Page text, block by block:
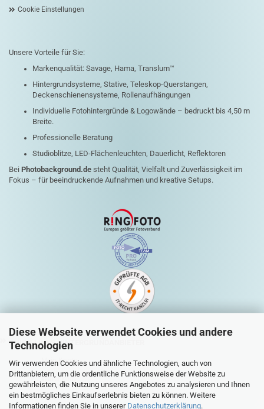
Diese Webseite verwendet Cookies und andere
Technologien
Wir verwenden Cookies und ähnliche Technologien, auch von
Drittanbietern, um die ordentliche Funktionsweise der Website zu
gewährleisten, die Nutzung unseres Angebotes zu analysieren und Ihnen
ein bestmögliches Einkaufserlebnis bieten zu können. Weitere
Informationen finden Sie in unserer Datenschutzerklärung.
Cookie Einstellungen
Unsere Vorteile für Sie:
Markenqualität: Savage, Hama, Translum™
Hintergrundsysteme, Stative, Teleskop-Querstangen,
Deckenschienensysteme, Rollenaufhängungen
Individuelle Fotohintergründe & Logowände – bedruckt bis 4,50 m
Breite.
Professionelle Beratung
Studioblitze, LED-Flächenleuchten, Dauerlicht, Reflektoren
Bei Photobackground.de steht Qualität, Vielfalt und Zuverlässigkeit im
Fokus – für beeindruckende Aufnahmen und kreative Setups.
QUICK-LINKS HINTERGRUNDANBIETER
Mein Konto
Warenkorb
Zur Kasse